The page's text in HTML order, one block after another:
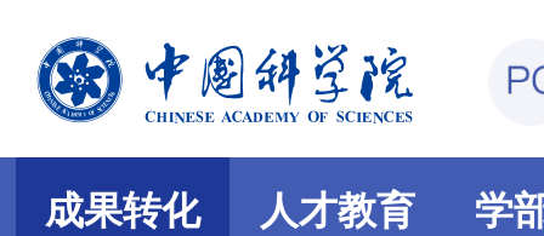
成果转化 人才教育 学